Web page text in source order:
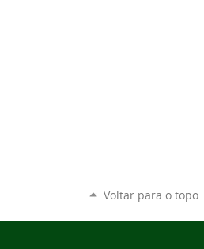
Voltar para o topo